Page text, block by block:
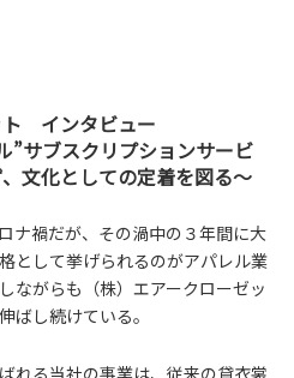
ト インタビュー
”サブスクリプションサービ
文化としての定着を図る～
ナ禍だが、その渦中の３年間に大
として挙げられるのがアパレル業
ながらも（株）エアークローゼッ
ばし続けている。
れる当社の事業は、従来の貸衣裳